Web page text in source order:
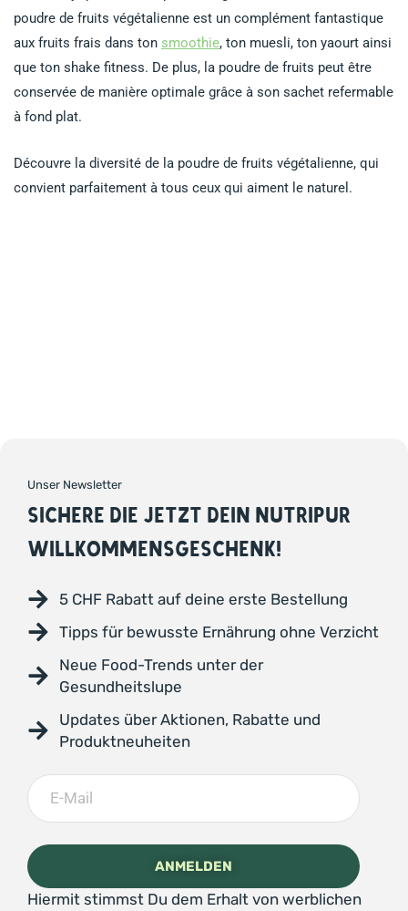
poudre de fruits végétalienne est un complément fantastique
aux fruits frais dans ton smoothie, ton muesli, ton yaourt ainsi
que ton shake fitness. De plus, la poudre de fruits peut être
conservée de manière optimale grâce à son sachet refermable
à fond plat.
Découvre la diversité de la poudre de fruits végétalienne, qui
convient parfaitement à tous ceux qui aiment le naturel.
Unser Newsletter
SICHERE DIE JETZT DEIN NUTRIPUR
WILLKOMMENSGESCHENK!
5 CHF Rabatt auf deine erste Bestellung
Tipps für bewusste Ernährung ohne Verzicht
Neue Food-Trends unter der
Gesundheitslupe
Updates über Aktionen, Rabatte und
Produktneuheiten
Hiermit stimmst Du dem Erhalt von werblichen